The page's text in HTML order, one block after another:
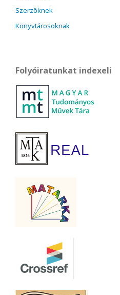
Szerzőknek
Könyvtárosoknak
Folyóiratunkat indexeli